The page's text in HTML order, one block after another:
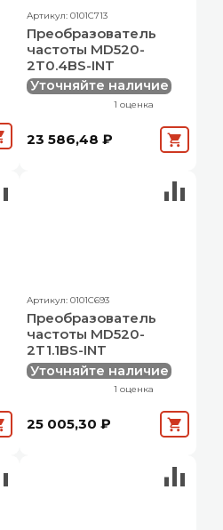
Артикул: 0101C713
Преобразователь
частоты MD520-
2T0.4BS-INT
Уточняйте наличие
1 оценка
23 586,48 ₽
Артикул: 0101C693
Преобразователь
частоты MD520-
2T1.1BS-INT
Уточняйте наличие
1 оценка
25 005,30 ₽